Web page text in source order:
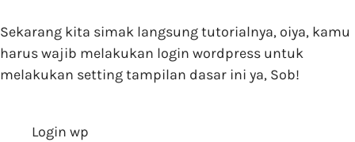
Sekarang kita simak langsung tutorialnya, oiya, kamu
harus wajib melakukan login wordpress untuk
melakukan setting tampilan dasar ini ya, Sob!
Login wp